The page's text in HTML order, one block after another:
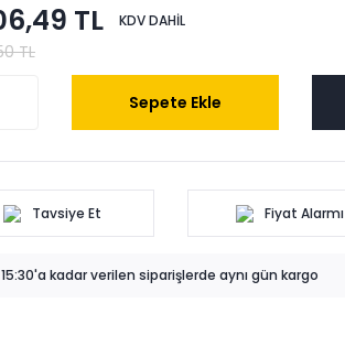
TL KDV DAHİL
TL
Sepete Ekle
Tavsiye Et Fiyat Alarmı
15:30'a kadar verilen siparişlerde aynı gün kargo